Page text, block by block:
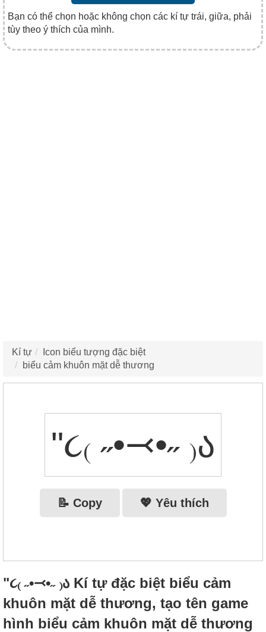
Bạn có thể chọn hoặc không chọn các kí tự trái, giữa, phải
tùy theo ý thích của mình.
Kí tự
Icon biểu tượng đặc biệt
biểu cảm khuôn mặt dễ thương
"૮₍ ˶•⤙•˶ ₎ა
📝 Copy 💖 Yêu thích
"૮₍ ˶•⤙•˶ ₎ა Kí tự đặc biệt biểu cảm
khuôn mặt dễ thương, tạo tên game
hình biểu cảm khuôn mặt dễ thương